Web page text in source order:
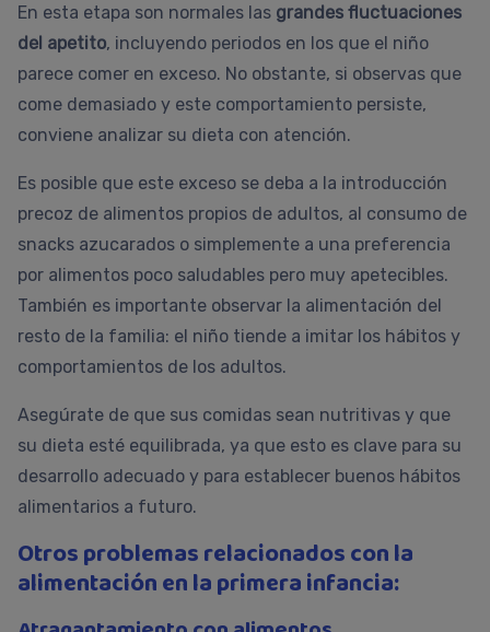
En esta etapa son normales las grandes fluctuaciones
del apetito, incluyendo periodos en los que el niño
parece comer en exceso. No obstante, si observas que
come demasiado y este comportamiento persiste,
conviene analizar su dieta con atención.
Es posible que este exceso se deba a la introducción
precoz de alimentos propios de adultos, al consumo de
snacks azucarados o simplemente a una preferencia
por alimentos poco saludables pero muy apetecibles.
También es importante observar la alimentación del
resto de la familia: el niño tiende a imitar los hábitos y
comportamientos de los adultos.
Asegúrate de que sus comidas sean nutritivas y que
su dieta esté equilibrada, ya que esto es clave para su
desarrollo adecuado y para establecer buenos hábitos
alimentarios a futuro.
Otros problemas relacionados con la
alimentación en la primera infancia: